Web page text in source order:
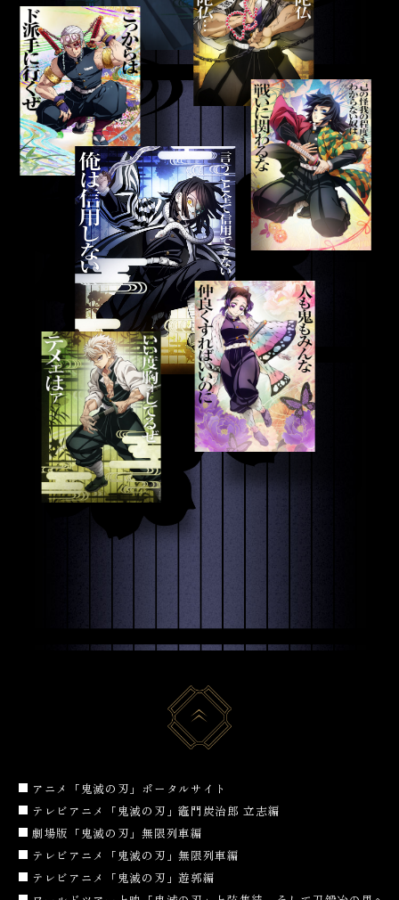
アニメ「鬼滅の刃」ポータルサイト
テレビアニメ「鬼滅の刃」竈門炭治郎 立志編
劇場版「鬼滅の刃」無限列車編
テレビアニメ「鬼滅の刃」無限列車編
テレビアニメ「鬼滅の刃」遊郭編